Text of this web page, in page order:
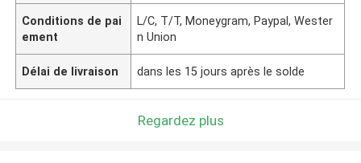
Conditions de pai
ement
L/C, T/T, Moneygram, Paypal, Wester
n Union
Délai de livraison dans les 15 jours après le solde
Regardez plus